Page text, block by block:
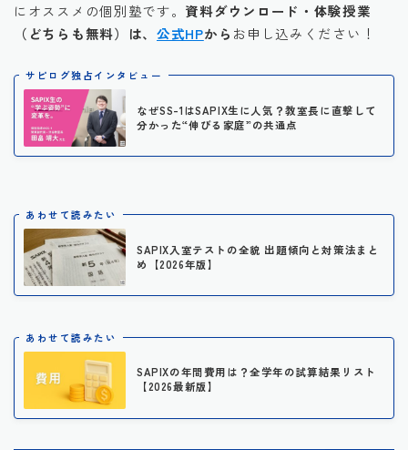
にオススメの個別塾です。 資料ダウンロード・体験授業
（どちらも無料）は、 公式HPから お申し込みください！
サピログ独占インタビュー
なぜSS-1はSAPIX生に人気？教室長に直撃して
分かった“伸びる家庭”の共通点
あわせて読みたい
SAPIX入室テストの全貌 出題傾向と対策法まと
め【2026年版】
あわせて読みたい
SAPIXの年間費用は？全学年の試算結果リスト
【2026最新版】